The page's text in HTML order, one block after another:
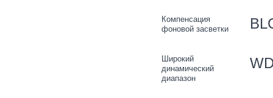
Компенсация
фоновой засветки
Широкий
динамический
диапазон